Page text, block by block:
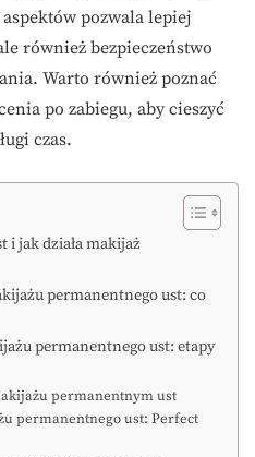
pozwala lepiej
również bezpieczeństwo
Warto również poznać
po zabiegu, aby cieszyć
czas.
i jak działa makijaż
permanentnego ust: co
permanentnego ust: etapy
permanentnym ust
permanentnego ust: Perfect